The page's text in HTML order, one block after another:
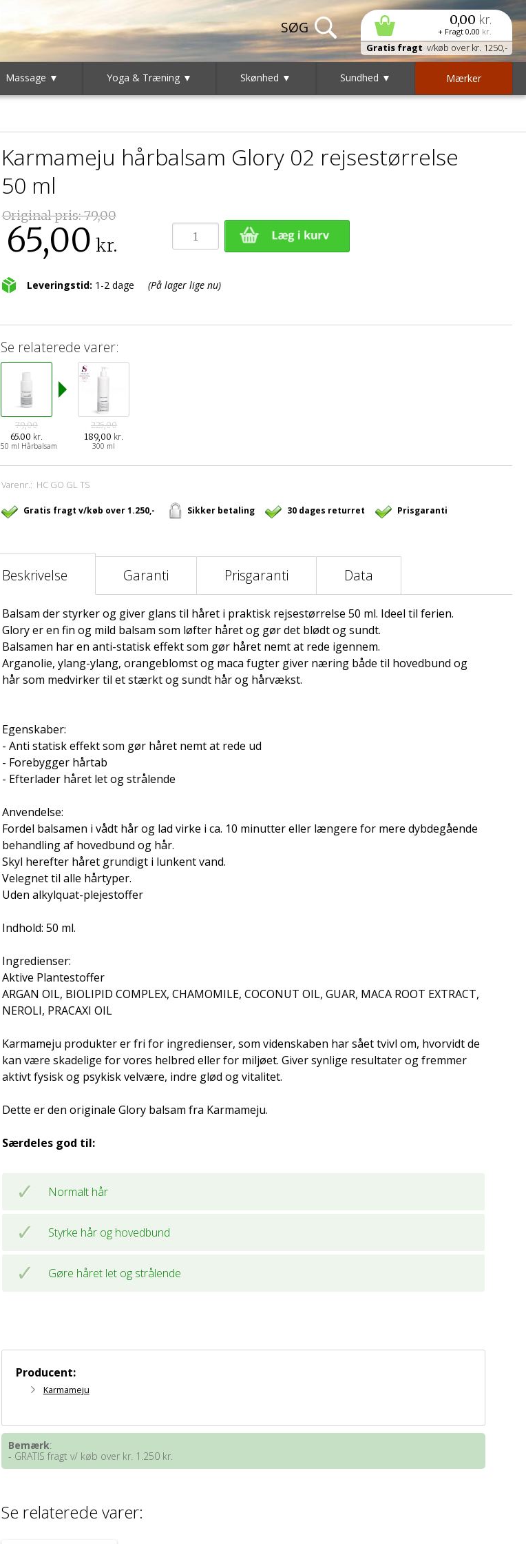
0,00 kr.
+ Fragt 0,00 kr.
Gratis fragt v/køb over kr. 1250,-
Massage ▼ Yoga & Træning ▼ Skønhed ▼ Sundhed ▼ Mærker
Karmameju hårbalsam Glory 02 rejsestørrelse
50 ml
Original pris:79,00
65,00 kr.
Leveringstid: 1-2 dage (På lager lige nu)
Se relaterede varer:
79,00
65.00 kr.
50 ml Hårbalsam
225,00
189,00 kr.
300 ml
Varenr.: HC GO GL TS
Gratis fragt v/køb over 1.250,- Sikker betaling 30 dages returret Prisgaranti
Beskrivelse Garanti Prisgaranti Data
Balsam der styrker og giver glans til håret i praktisk rejsestørrelse 50 ml. Ideel til ferien.
Glory er en fin og mild balsam som løfter håret og gør det blødt og sundt.
Balsamen har en anti-statisk effekt som gør håret nemt at rede igennem.
Arganolie, ylang-ylang, orangeblomst og maca fugter giver næring både til hovedbund og
hår som medvirker til et stærkt og sundt hår og hårvækst.
Egenskaber:
- Anti statisk effekt som gør håret nemt at rede ud
- Forebygger hårtab
- Efterlader håret let og strålende
Anvendelse:
Fordel balsamen i vådt hår og lad virke i ca. 10 minutter eller længere for mere dybdegående
behandling af hovedbund og hår.
Skyl herefter håret grundigt i lunkent vand.
Velegnet til alle hårtyper.
Uden alkylquat-plejestoffer
Indhold: 50 ml.
Ingredienser:
Aktive Plantestoffer
ARGAN OIL, BIOLIPID COMPLEX, CHAMOMILE, COCONUT OIL, GUAR, MACA ROOT EXTRACT,
NEROLI, PRACAXI OIL
Karmameju produkter er fri for ingredienser, som videnskaben har sået tvivl om, hvorvidt de
kan være skadelige for vores helbred eller for miljøet. Giver synlige resultater og fremmer
aktivt fysisk og psykisk velvære, indre glød og vitalitet.
Dette er den originale Glory balsam fra Karmameju.
Særdeles god til:
Normalt hår
Styrke hår og hovedbund
Gøre håret let og strålende
Producent:
Karmameju
Bemærk:
- GRATIS fragt v/ køb over kr. 1.250 kr.
Se relaterede varer: